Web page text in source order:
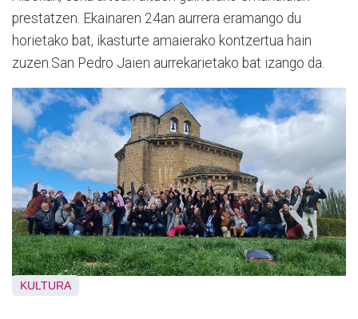
prestatzen. Ekainaren 24an aurrera eramango du
horietako bat, ikasturte amaierako kontzertua hain
zuzen.San Pedro Jaien aurrekarietako bat izango da.
KULTURA